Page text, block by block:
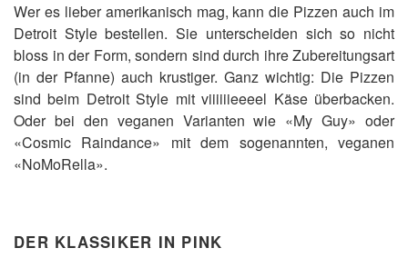
Wer es lieber amerikanisch mag, kann die Pizzen auch im
Detroit Style bestellen. Sie unterscheiden sich so nicht
bloss in der Form, sondern sind durch ihre Zubereitungsart
(in der Pfanne) auch krustiger. Ganz wichtig: Die Pizzen
sind beim Detroit Style mit viiiiiieeeel Käse überbacken.
Oder bei den veganen Varianten wie «My Guy» oder
«Cosmic Raindance» mit dem sogenannten, veganen
«NoMoRella».
DER KLASSIKER IN PINK